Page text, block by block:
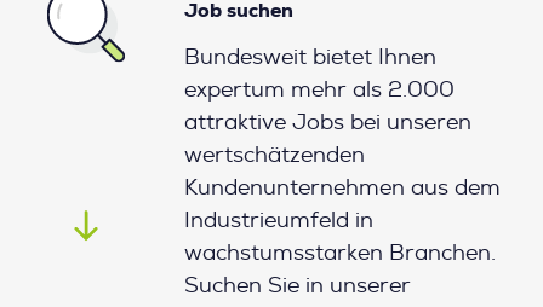
Job suchen
Bundesweit bietet Ihnen
expertum mehr als 2.000
attraktive Jobs bei unseren
wertschätzenden
Kundenunternehmen aus dem
Industrieumfeld in
wachstumsstarken Branchen.
Suchen Sie in unserer